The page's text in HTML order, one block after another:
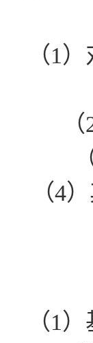
（1
（4
（1